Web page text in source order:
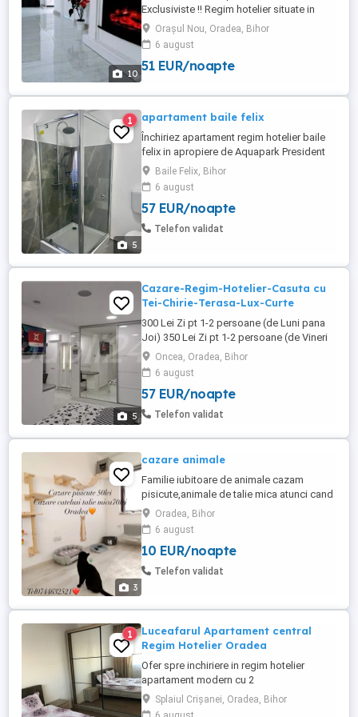
10
Exclusiviste !! Regim hotelier situate in
CENTRUL orașului Oradea . Prima
Premium Residence Strada Sucevei si
Luceafărul Rezidențial! Apartamentele NOI
dispun de toate cerințele pentru a avea un
standarde! BONUS : O ...
Orașul Nou, Oradea, Bihor
6 august
51 EUR/noapte
5
1 apartament baile felix
Închiriez apartament regim hotelier baile
felix in apropiere de Aquapark President
mai multe detalii la
Baile Felix, Bihor
6 august
57 EUR/noapte
Telefon validat
5
Cazare-Regim-Hotelier-Casuta cu
Tei-Chirie-Terasa-Lux-Curte
300 Lei Zi pt 1-2 persoane (de Luni pana
Joi) 350 Lei Zi pt 1-2 persoane (de Vineri
pana Duminica inclusiv) 600 Lei Zi pt 3-4
persoane (de Luni pana Joi) 700 Lei Zi pt
3-4 persoane (de Vineri pana Duminica
inclusiv) Se poate inchiria si doar curtea,
terasa si gratarul la pretul de 150 lei
Oncea, Oradea, Bihor
6 august
57 EUR/noapte
Telefon validat
3
cazare animale
Familie iubitoare de animale cazam
pisicute,animale de talie mica atunci cand
aveti nevoie Suntem in Oradea
Oradea, Bihor
6 august
10 EUR/noapte
Telefon validat
1
Luceafarul Apartament central
Regim Hotelier Oradea
Ofer spre inchiriere in regim hotelier
apartament modern cu 2
camere[Living+dormitor] bloc nou, Etaj 3
din 10 , situat in Ansamblul Rezidențial
Splaiul Crișanei, Oradea, Bihor